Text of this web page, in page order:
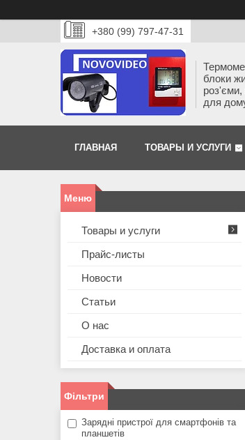
+380 (99) 797-47-31
блоки
роз'єми,
для
ГЛАВНАЯ ТОВАРЫ И УСЛУГИ
Товары и услуги
Прайс-листы
Новости
Статьи
О нас
Доставка и оплата
Фільтри
Зарядні пристрої для смартфонів та
планшетів